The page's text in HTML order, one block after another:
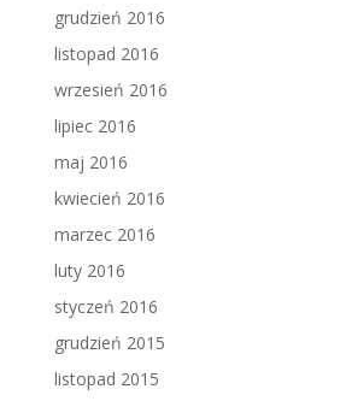
grudzień 2016
listopad 2016
wrzesień 2016
lipiec 2016
maj 2016
kwiecień 2016
marzec 2016
luty 2016
styczeń 2016
grudzień 2015
listopad 2015